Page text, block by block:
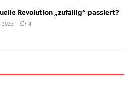
Revolution „zufällig“ passiert?
2023
4